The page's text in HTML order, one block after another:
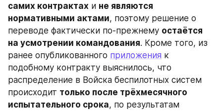
самих контрактах и не являются
нормативными актами, поэтому решение о
переводе фактически по-прежнему остаётся
на усмотрении командования. Кроме того, из
ранее опубликованного приложения к
подобному контракту выяснилось, что
распределение в Войска беспилотных систем
происходит только после трёхмесячного
испытательного срока, по результатам